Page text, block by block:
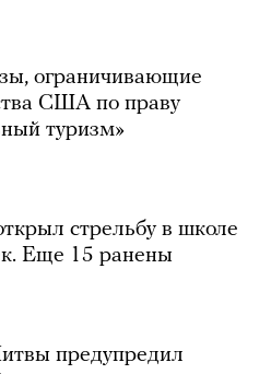
ограничивающие
США по праву
туризм»
стрельбу в школе
Еще 15 ранены
предупредил